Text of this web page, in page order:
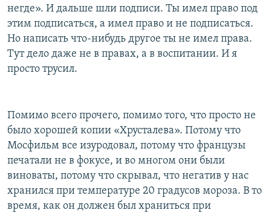
негде». И дальше шли подписи. Ты имел право под
этим подписаться, а имел право и не подписаться.
Но написать что-нибудь другое ты не имел права.
Тут дело даже не в правах, а в воспитании. И я
просто трусил.
Помимо всего прочего, помимо того, что просто не
было хорошей копии «Хрусталева». Потому что
Мосфильм все изуродовал, потому что французы
печатали не в фокусе, и во многом они были
виноваты, потому что скрывал, что негатив у нас
хранился при температуре 20 градусов мороза. В то
время, как он должен был храниться при